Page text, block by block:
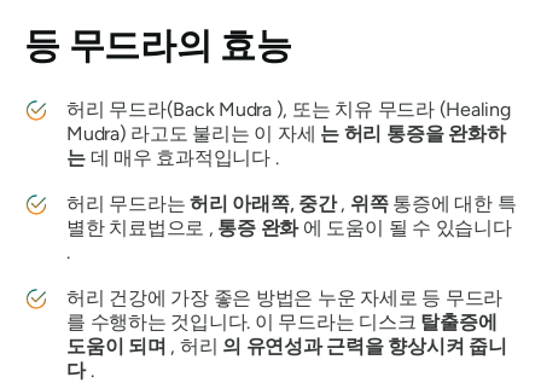
등 무드라의 효능
허리 무드라(Back Mudra), 또는 치유 무드라(Healing
Mudra) 라고도 불리는 이 자세 는 허리 통증을 완화하
는데 매우 효과적입니다 .
허리 무드라는 허리 아래쪽, 중간, 위쪽통증에 대한 특
별한 치료법으로 , 통증 완화에 도움이 될 수 있습니다
.
허리 건강에 가장 좋은 방법은 누운 자세로 등 무드라
를 수행하는 것입니다. 이 무드라는 디스크 탈출증에
도움이 되며 , 허리 의 유연성과 근력을 향상시켜 줍니
다.